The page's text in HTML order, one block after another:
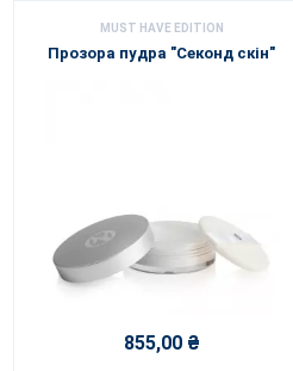
MUST HAVE EDITION
Прозора пудра "Секонд скін"
855,00 ₴